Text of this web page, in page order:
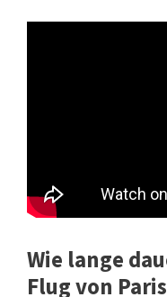
Wie lange
Flug von